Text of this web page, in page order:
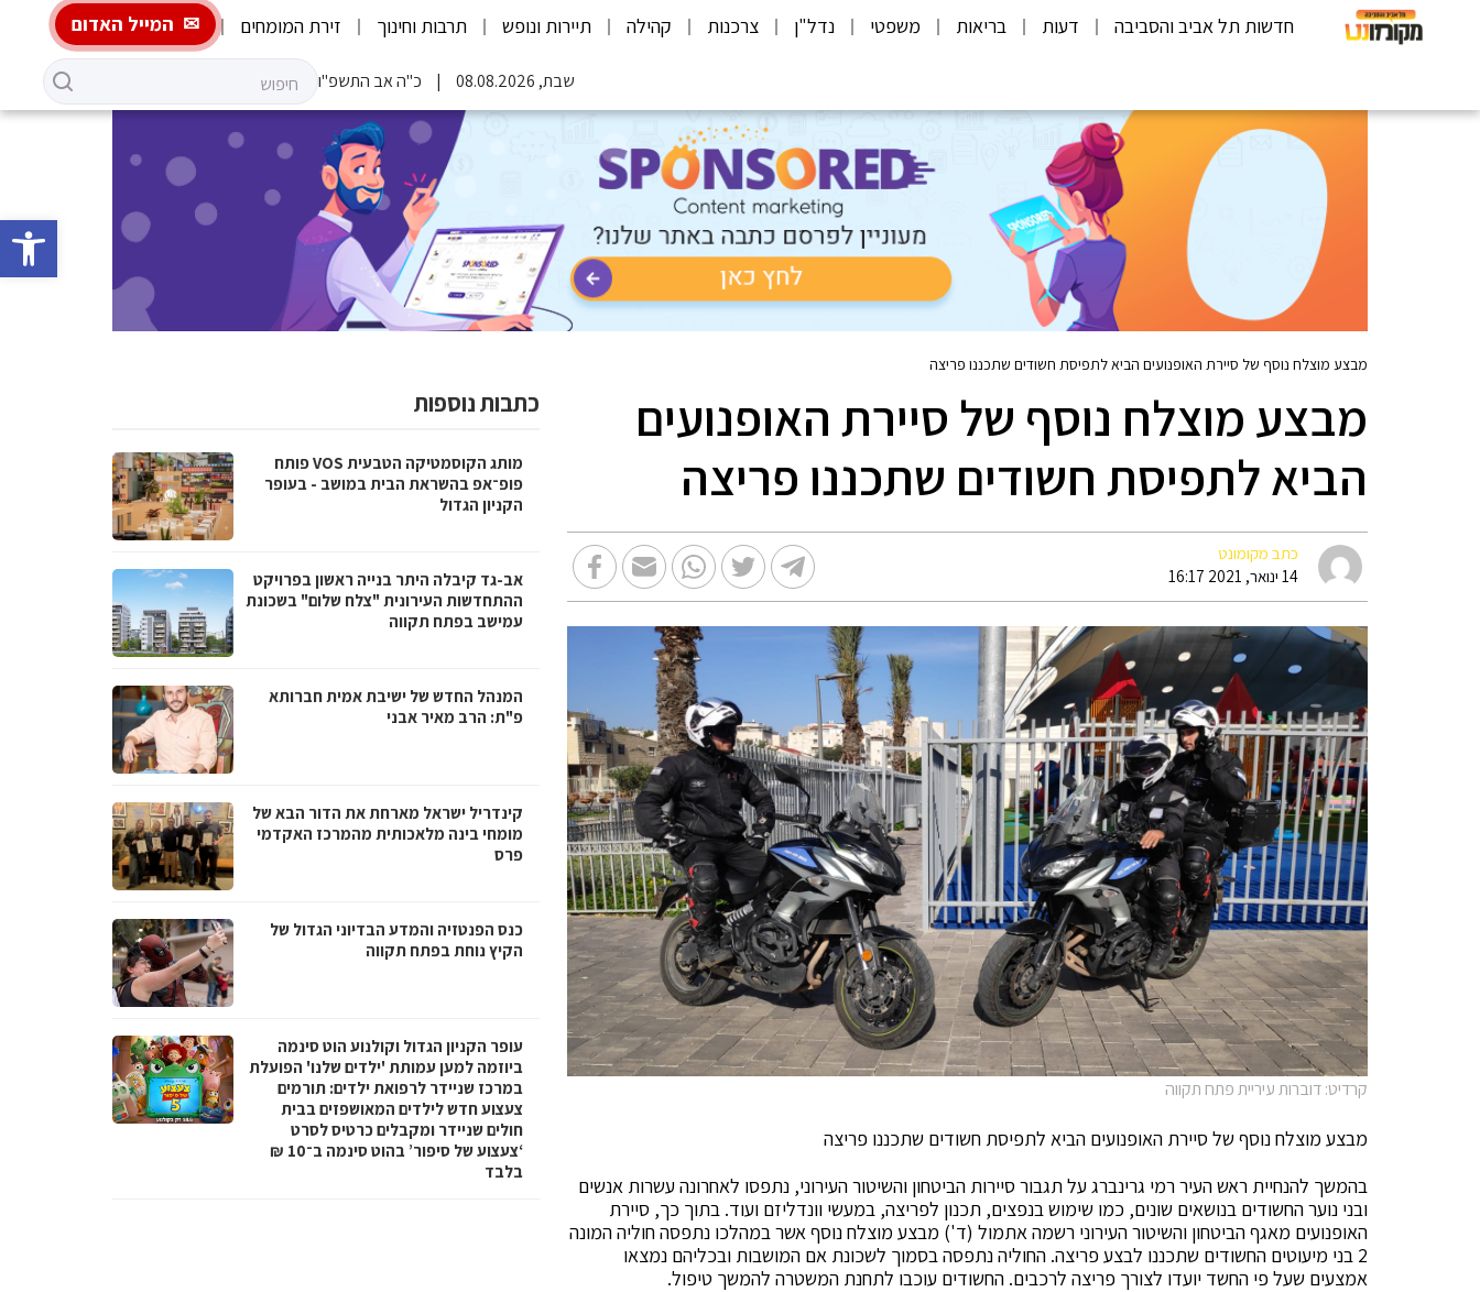
פתח
חדשות תל אביב והסביבה דעות בריאות משפטי נדל"ן צרכנות קהילה תיירות ונופש תרבות וחינוך זירת המומחים המייל האדום
שבת, 08.08.2026 כ"ה אב התשפ"ו
מבצע מוצלח נוסף של סיירת האופנועים הביא לתפיסת חשודים שתכננו פריצה
מבצע מוצלח נוסף של סיירת האופנועים
הביא לתפיסת חשודים שתכננו פריצה
כתב מקומונט
14 ינואר, 2021 16:17
קרדיט: דוברות עיריית פתח תקווה
מבצע מוצלח נוסף של סיירת האופנועים הביא לתפיסת חשודים שתכננו פריצה
בהמשך להנחיית ראש העיר רמי גרינברג על תגבור סיירות הביטחון והשיטור העירוני, נתפסו לאחרונה עשרות אנשים
ובני נוער החשודים בנושאים שונים, כמו שימוש בנפצים, תכנון לפריצה, במעשי וונדליזם ועוד. בתוך כך, סיירת
האופנועים מאגף הביטחון והשיטור העירוני רשמה אתמול (ד') מבצע מוצלח נוסף אשר במהלכו נתפסה חוליה המונה
2 בני מיעוטים החשודים שתכננו לבצע פריצה. החוליה נתפסה בסמוך לשכונת אם המושבות ובכליהם נמצאו
אמצעים שעל פי החשד יועדו לצורך פריצה לרכבים. החשודים עוכבו לתחנת המשטרה להמשך טיפול.
כתבות נוספות
מותג הקוסמטיקה הטבעית VOS פותח
פופ־אפ בהשראת הבית במושב - בעופר
הקניון הגדול
אב-גד קיבלה היתר בנייה ראשון בפרויקט
ההתחדשות העירונית "צלח שלום" בשכונת
עמישב בפתח תקווה
המנהל החדש של ישיבת אמית חברותא
פ"ת: הרב מאיר אבני
קינדריל ישראל מארחת את הדור הבא של
מומחי בינה מלאכותית מהמרכז האקדמי
פרס
כנס הפנטזיה והמדע הבדיוני הגדול של
הקיץ נוחת בפתח תקווה
עופר הקניון הגדול וקולנוע הוט סינמה
ביוזמה למען עמותת 'ילדים שלנו' הפועלת
במרכז שניידר לרפואת ילדים: תורמים
צעצוע חדש לילדים המאושפזים בבית
חולים שניידר ומקבלים כרטיס לסרט
‘צעצוע של סיפור’ בהוט סינמה ב־10 ₪
בלבד